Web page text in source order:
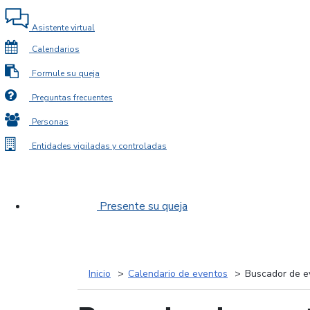
Asistente virtual
Calendarios
Formule su queja
Preguntas frecuentes
Personas
Entidades vigiladas y controladas
Presente su queja
Inicio Calendario de eventos Buscador de